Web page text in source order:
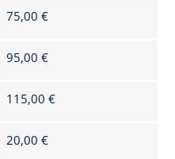
75,00 €
95,00 €
115,00 €
20,00 €